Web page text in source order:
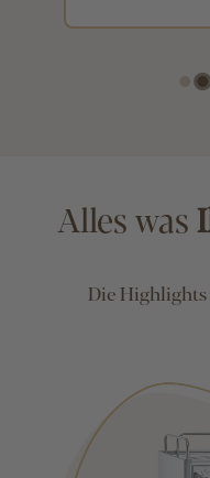
Alles was
Die